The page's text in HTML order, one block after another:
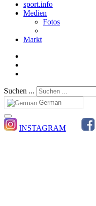
sport.info
Medien
Fotos
Markt
Suchen ...
German
INSTAGRAM